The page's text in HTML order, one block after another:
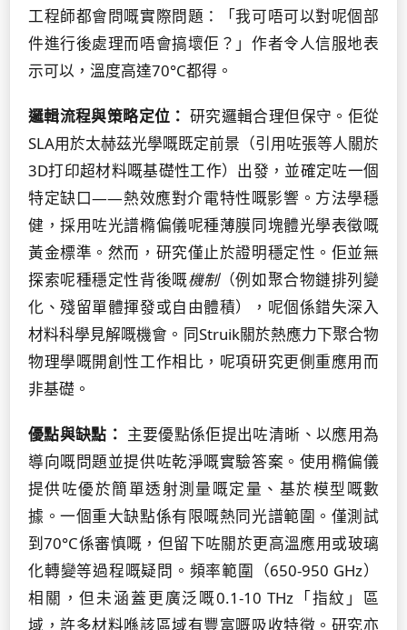
工程師都會問嘅實際問題：「我可唔可以對呢個部
件進行後處理而唔會搞壞佢？」作者令人信服地表
示可以，溫度高達70°C都得。
邏輯流程與策略定位： 研究邏輯合理但保守。佢從
SLA用於太赫茲光學嘅既定前景（引用咗張等人關於
3D打印超材料嘅基礎性工作）出發，並確定咗一個
特定缺口——熱效應對介電特性嘅影響。方法學穩
健，採用咗光譜橢偏儀呢種薄膜同塊體光學表徵嘅
黃金標準。然而，研究僅止於證明穩定性。佢並無
探索呢種穩定性背後嘅機制（例如聚合物鏈排列變
化、殘留單體揮發或自由體積），呢個係錯失深入
材料科學見解嘅機會。同Struik關於熱應力下聚合物
物理學嘅開創性工作相比，呢項研究更側重應用而
非基礎。
優點與缺點： 主要優點係佢提出咗清晰、以應用為
導向嘅問題並提供咗乾淨嘅實驗答案。使用橢偏儀
提供咗優於簡單透射測量嘅定量、基於模型嘅數
據。一個重大缺點係有限嘅熱同光譜範圍。僅測試
到70°C係審慎嘅，但留下咗關於更高溫應用或玻璃
化轉變等過程嘅疑問。頻率範圍（650-950 GHz）
相關，但未涵蓋更廣泛嘅0.1-10 THz「指紋」區
域，許多材料喺該區域有豐富嘅吸收特徵。研究亦